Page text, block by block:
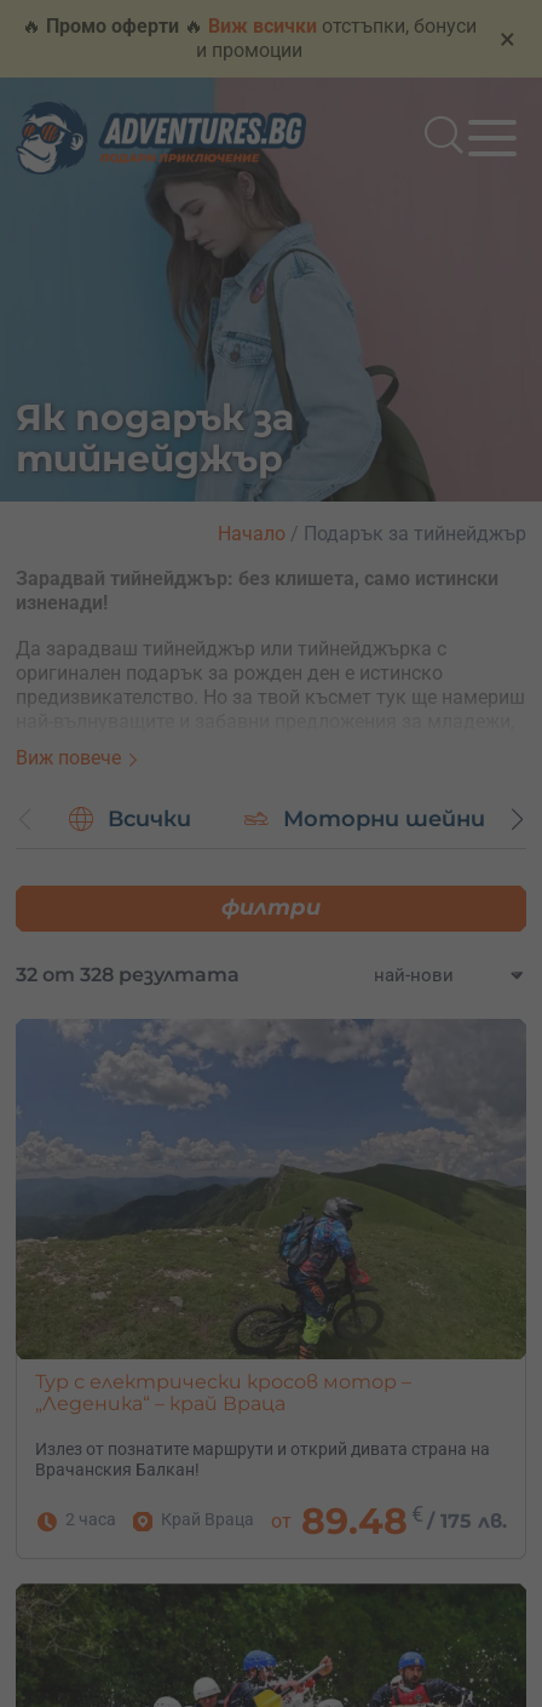
🔥 Промо оферти 🔥 Виж всички отстъпки, бонуси
и промоции
×
Як подарък за
тийнейджър
Зарадвай тийнейджър: без клишета, само истински
изненади!
Да зарадваш тийнейджър или тийнейджърка с
оригинален подарък за рожден ден е истинско
предизвикателство. Но за твой късмет тук ще намериш
събрани на едно място – без клишета, само истински
изненади!
Подари ваучер за изкуство:
тийнейджърка, която цени не вещите, а
преживяванията, има артистични заложби или просто
иска да научи нещо различно, избери подаръчен
керамика, дърворезба, а специално за бъдещите
При нас ще откриеш за всекиго по нещо. Разгледай
многобройните предложения и избери точния подарък.
Организирай щуро парти:
Какво по-хубаво от весела компания от тийнейджъри,
никакво ограничение в силата на музиката и всички
условия за едно незабравимо прекарване? Подари
щуро парти на яхта, круиз или разходка с моторна
лодка сред безкрайната синева, за да купонясват
младежите на воля.
Избери екстремно приключение:
Превърни тийнейджър в пилот на самолет или водолаз
– подари ваучер за урок по летене или гмуркане с
акваланг. Или избери полет с балон, рафтинг, офроуд,
Тук ще откриеш ваучери за вълнуващи преживявания
за подрастващи с всякакви хобита и предпочитания.
Виж повече
Начало / Подарък за тийнейджър
Всички Моторни шейни
филтри
32 от 328 резултата
Тур с електрически кросов мотор –
„Леденика“ – край Враца
Излез от познатите маршрути и открий дивата страна на
Врачанския Балкан!
2 часа Край Враца от 89.48 € / 175 лв.